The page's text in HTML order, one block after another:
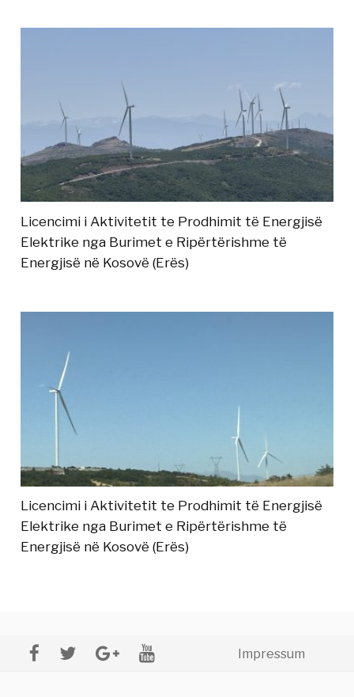
Licencimi i Aktivitetit te Prodhimit të Energjisë
Elektrike nga Burimet e Ripërtërishme të
Energjisë në Kosovë (Erës)
Licencimi i Aktivitetit te Prodhimit të Energjisë
Elektrike nga Burimet e Ripërtërishme të
Energjisë në Kosovë (Erës)
Impressum